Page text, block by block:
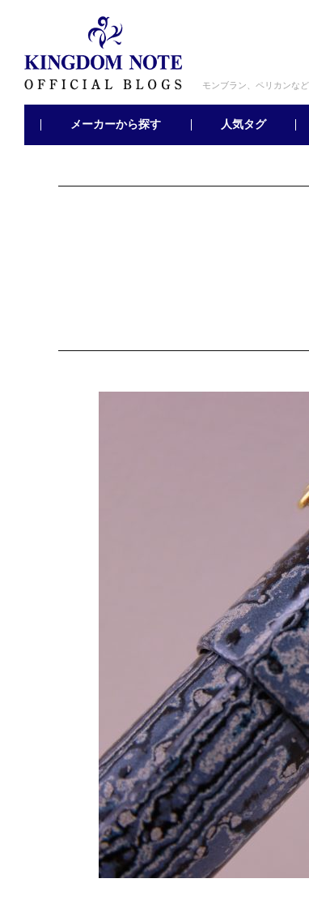
モンブラン、ペリカンな
メーカーから探す 人気タグ